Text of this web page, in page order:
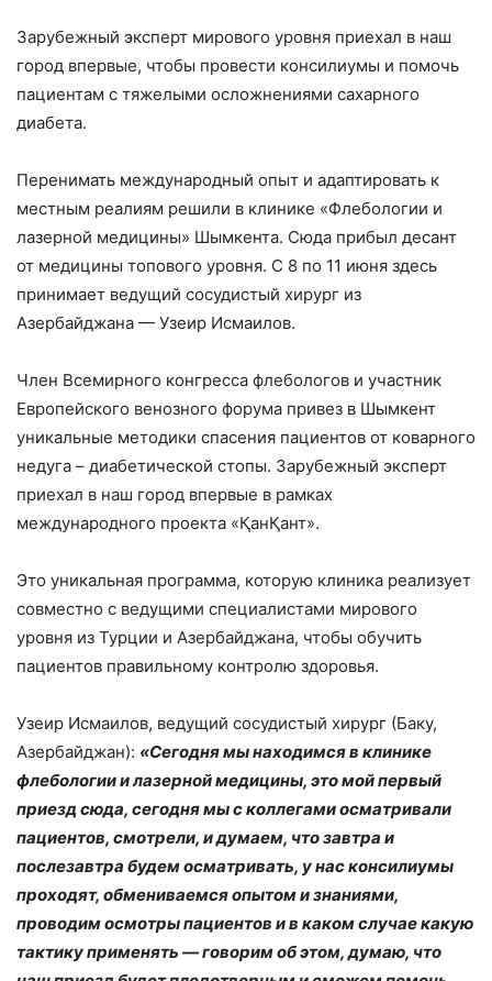
Зарубежный эксперт мирового уровня приехал в наш
город впервые, чтобы провести консилиумы и помочь
пациентам с тяжелыми осложнениями сахарного
диабета.
Перенимать международный опыт и адаптировать к
местным реалиям решили в клинике «Флебологии и
лазерной медицины» Шымкента. Сюда прибыл десант
от медицины топового уровня. С 8 по 11 июня здесь
принимает ведущий сосудистый хирург из
Азербайджана — Узеир Исмаилов.
Член Всемирного конгресса флебологов и участник
Европейского венозного форума привез в Шымкент
уникальные методики спасения пациентов от коварного
недуга – диабетической стопы. Зарубежный эксперт
приехал в наш город впервые в рамках
международного проекта «ҚанҚант».
Это уникальная программа, которую клиника реализует
совместно с ведущими специалистами мирового
уровня из Турции и Азербайджана, чтобы обучить
пациентов правильному контролю здоровья.
Узеир Исмаилов, ведущий сосудистый хирург (Баку,
Азербайджан): «Сегодня мы находимся в клинике
флебологии и лазерной медицины, это мой первый
приезд сюда, сегодня мы с коллегами осматривали
пациентов, смотрели, и думаем, что завтра и
послезавтра будем осматривать, у нас консилиумы
проходят, обмениваемся опытом и знаниями,
проводим осмотры пациентов и в каком случае какую
тактику применять — говорим об этом, думаю, что